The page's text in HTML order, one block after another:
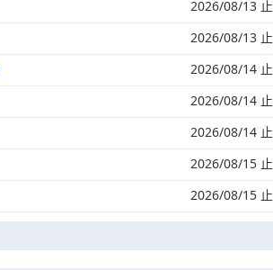
2026/08/13 止
2026/08/13 止
2026/08/14 止
2026/08/14 止
2026/08/14 止
2026/08/15 止
2026/08/15 止